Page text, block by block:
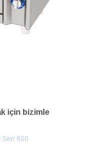
için bizimle
Seri 600